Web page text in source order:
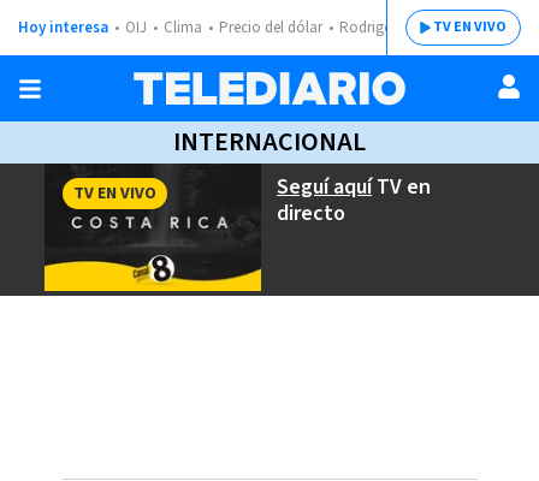
Hoy interesa OIJ Clima Precio del dólar Rodrigo ChavesTV EN VIVO
INTERNACIONAL
Seguí aquíTV en
directo
TV EN VIVO